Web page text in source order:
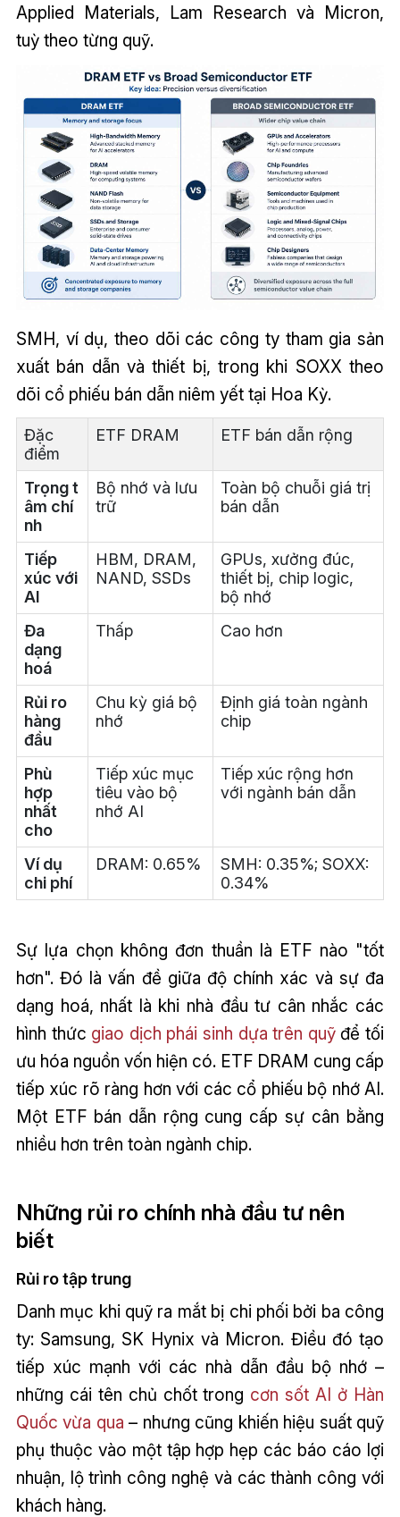
Applied Materials, Lam Research và Micron,
tuỳ theo từng quỹ.
SMH, ví dụ, theo dõi các công ty tham gia sản
xuất bán dẫn và thiết bị, trong khi SOXX theo
dõi cổ phiếu bán dẫn niêm yết tại Hoa Kỳ.
Đặc
điểm
ETF DRAM ETF bán dẫn rộng
Trọng t
âm chí
nh
Bộ nhớ và lưu
trữ
Toàn bộ chuỗi giá trị
bán dẫn
Tiếp
xúc với
AI
HBM, DRAM,
NAND, SSDs
GPUs, xưởng đúc,
thiết bị, chip logic,
bộ nhớ
Đa
dạng
hoá
Thấp Cao hơn
Rủi ro
hàng
đầu
Chu kỳ giá bộ
nhớ
Định giá toàn ngành
chip
Phù
hợp
nhất
cho
Tiếp xúc mục
tiêu vào bộ
nhớ AI
Tiếp xúc rộng hơn
với ngành bán dẫn
Ví dụ
chi phí
DRAM: 0.65%
SMH: 0.35%; SOXX:
0.34%
Sự lựa chọn không đơn thuần là ETF nào "tốt
hơn". Đó là vấn đề giữa độ chính xác và sự đa
dạng hoá, nhất là khi nhà đầu tư cân nhắc các
hình thức giao dịch phái sinh dựa trên quỹđể tối
ưu hóa nguồn vốn hiện có. ETF DRAM cung cấp
tiếp xúc rõ ràng hơn với các cổ phiếu bộ nhớ AI.
Một ETF bán dẫn rộng cung cấp sự cân bằng
nhiều hơn trên toàn ngành chip.
Những rủi ro chính nhà đầu tư nên
biết
Rủi ro tập trung
Danh mục khi quỹ ra mắt bị chi phối bởi ba công
ty: Samsung, SK Hynix và Micron. Điều đó tạo
tiếp xúc mạnh với các nhà dẫn đầu bộ nhớ –
những cái tên chủ chốt trong cơn sốt AI ở Hàn
Quốc vừa qua – nhưng cũng khiến hiệu suất quỹ
phụ thuộc vào một tập hợp hẹp các báo cáo lợi
nhuận, lộ trình công nghệ và các thành công với
khách hàng.